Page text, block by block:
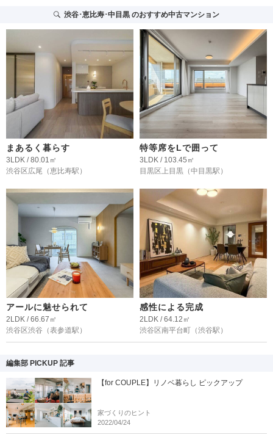
渋谷･恵比寿･中目黒のおすすめ中古マンション
まあるく暮らす
3LDK / 80.01㎡
渋谷区広尾 （恵比寿駅）
特等席をLで囲って
3LDK / 103.45㎡
目黒区上目黒 （中目黒駅）
アールに魅せられて
2LDK / 66.67㎡
渋谷区渋谷 （表参道駅）
感性による完成
2LDK / 64.12㎡
渋谷区南平台町 （渋谷駅）
編集部 PICKUP 記事
【for COUPLE】リノベ暮らし ピックアップ
家づくりのヒント
2022/04/24